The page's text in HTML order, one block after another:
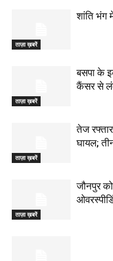
ताज़ा ख़बरें
शांति भंग
ताज़ा ख़बरें
बसपा के
कैंसर से
ताज़ा ख़बरें
तेज
घायल;
ताज़ा ख़बरें
जौनपुर